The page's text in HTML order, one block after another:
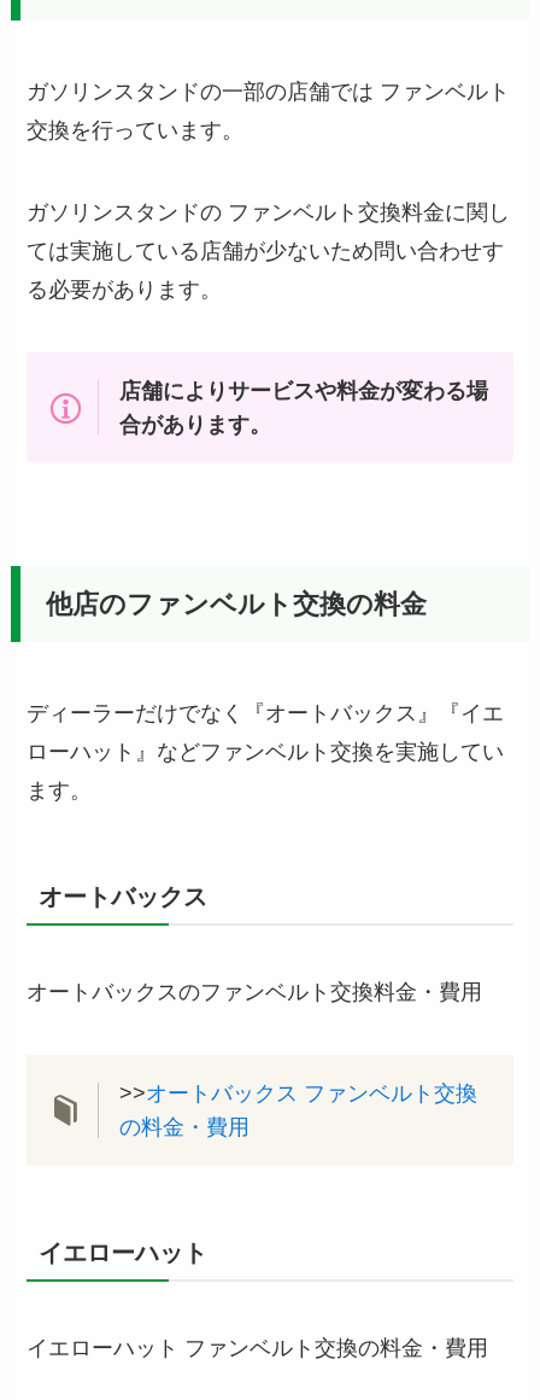
ガソリンスタンドの一部の店舗では ファンベルト
交換を行っています。
ガソリンスタンドの ファンベルト交換料金に関し
ては実施している店舗が少ないため問い合わせす
る必要があります。
店舗によりサービスや料金が変わる場
合があります。
他店のファンベルト交換の料金
ディーラーだけでなく『オートバックス』『イエ
ローハット』などファンベルト交換を実施してい
ます。
オートバックス
オートバックスのファンベルト交換料金・費用
>>オートバックス ファンベルト交換
の料金・費用
イエローハット
イエローハット ファンベルト交換の料金・費用